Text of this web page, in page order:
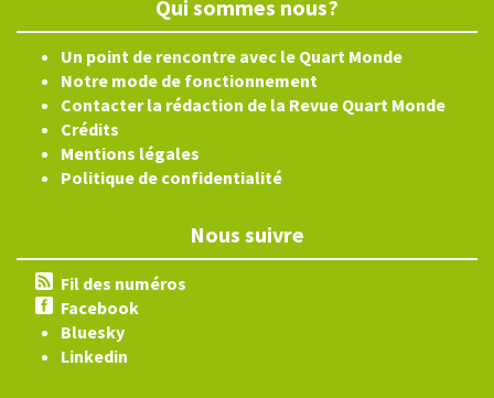
Qui sommes nous?
Un point de rencontre avec le Quart Monde
Notre mode de fonctionnement
Contacter la rédaction de la Revue Quart Monde
Crédits
Mentions légales
Politique de confidentialité
Nous suivre
Fil des numéros
Facebook
Bluesky
Linkedin